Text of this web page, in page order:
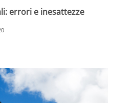
errori e inesattezze